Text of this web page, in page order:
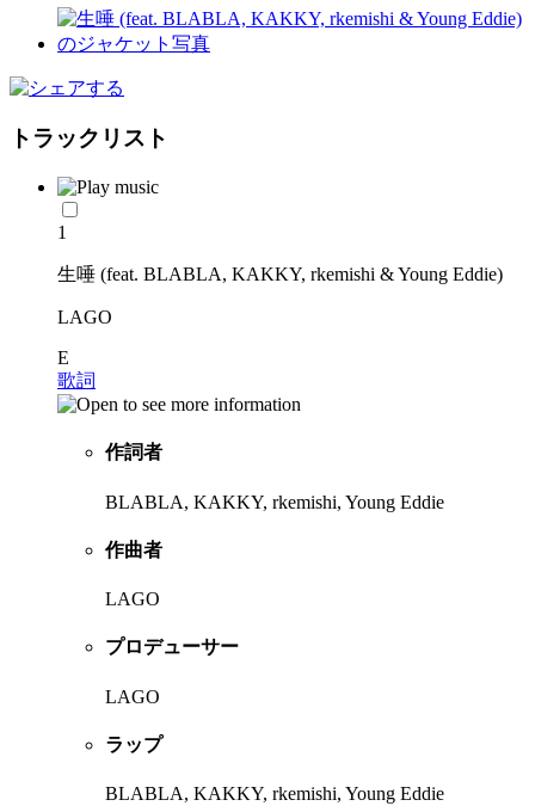
トラックリスト
1
生唾 (feat. BLABLA, KAKKY, rkemishi & Young Eddie)
LAGO
E
歌詞
作詞者
BLABLA, KAKKY, rkemishi, Young Eddie
作曲者
LAGO
プロデューサー
LAGO
ラップ
BLABLA, KAKKY, rkemishi, Young Eddie